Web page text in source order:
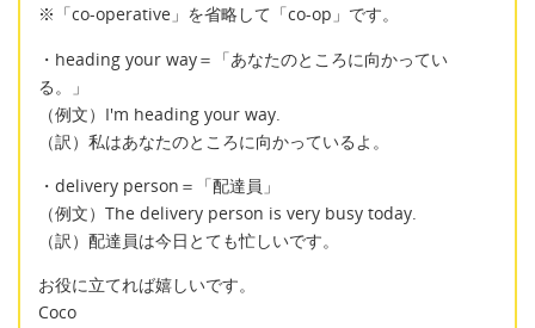
※「co-operative」を省略して「co-op」です。
・heading your way＝「あなたのところに向かってい
る。」
（例文）I'm heading your way.
（訳）私はあなたのところに向かっているよ。
・delivery person＝「配達員」
（例文）The delivery person is very busy today.
（訳）配達員は今日とても忙しいです。
お役に立てれば嬉しいです。
Coco